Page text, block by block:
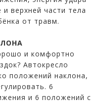
верхней части тела
от травм.
и комфортно
Автокресло
положений наклона,
6
и 6 положений с